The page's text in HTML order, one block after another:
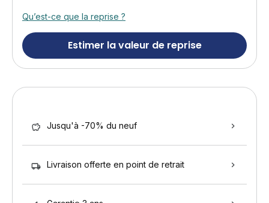
Qu’est-ce que la reprise ?
Estimer la valeur de reprise
Jusqu'à -70% du neuf
Livraison offerte en point de retrait